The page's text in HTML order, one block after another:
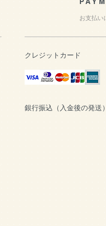
お支払い
クレジットカード
銀行振込（入金後の発送）